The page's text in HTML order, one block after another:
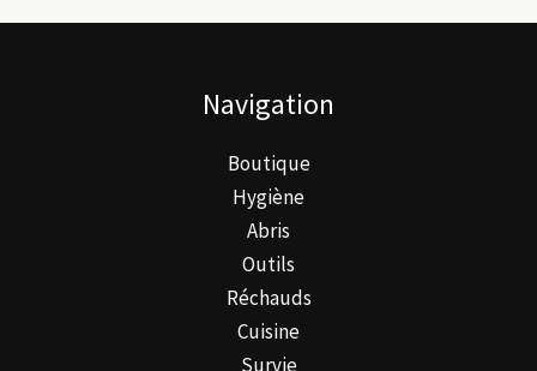
choisies
la
page
du
produit
Navigation
Boutique
Hygiène
Abris
Outils
Réchauds
Cuisine
Survie